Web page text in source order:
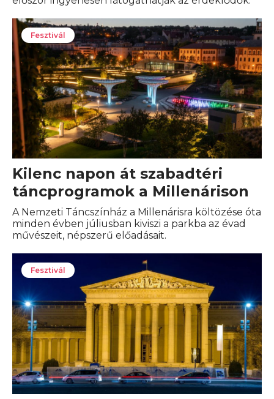
Fesztivál
Kilenc napon át szabadtéri
táncprogramok a Millenárison
A Nemzeti Táncszínház a Millenárisra költözése óta
minden évben júliusban kiviszi a parkba az évad
művészeit, népszerű előadásait.
Fesztivál